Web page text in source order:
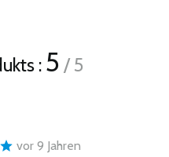
: 5 / 5
vor 9 Jahren